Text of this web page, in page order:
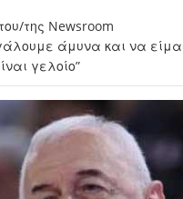
της Newsroom
άμυνα και να
γελοίο”